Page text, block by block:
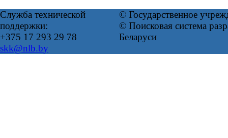
Служба технической
поддержки:
+375 17 293 29 78
skk@nlb.by
© Государственное
© Поисковая система
Беларуси